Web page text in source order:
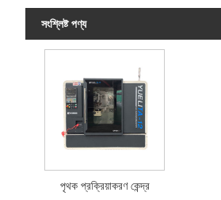
সংশ্লিষ্ট পণ্য
পৃথক প্রক্রিয়াকরণ কেন্দ্র